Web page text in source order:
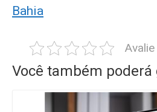
Bahia
Você também poderá